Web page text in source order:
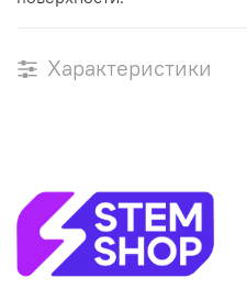
Характеристики